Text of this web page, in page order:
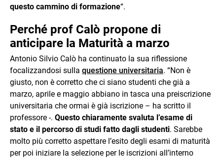
questo cammino di formazione“.
Perché prof Calò propone di
anticipare la Maturità a marzo
Antonio Silvio Calò ha continuato la sua riflessione
focalizzandosi sulla questione universitaria. “Non è
giusto, non è corretto che ci siano studenti che già a
marzo, aprile e maggio abbiano in tasca una preiscrizione
universitaria che ormai è già iscrizione – ha scritto il
professore -. Questo chiaramente svaluta l’esame di
stato e il percorso di studi fatto dagli studenti. Sarebbe
molto più corretto aspettare l’esito degli esami di maturità
per poi iniziare la selezione per le iscrizioni all’interno